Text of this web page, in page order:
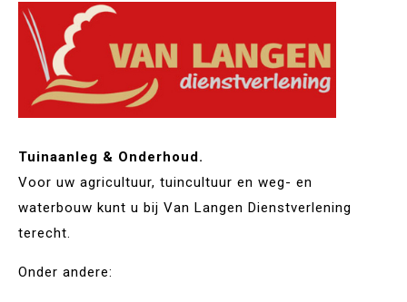
Tuinaanleg & Onderhoud.
Voor uw agricultuur, tuincultuur en weg- en
waterbouw kunt u bij Van Langen Dienstverlening
terecht.
Onder andere: